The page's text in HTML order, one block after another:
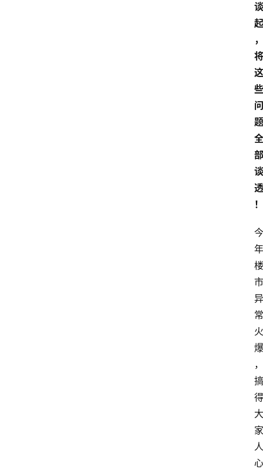
谈
起
，
将
这
些
问
题
全
部
谈
透
！
今
年
楼
市
异
常
火
爆
，
搞
得
大
家
人
心